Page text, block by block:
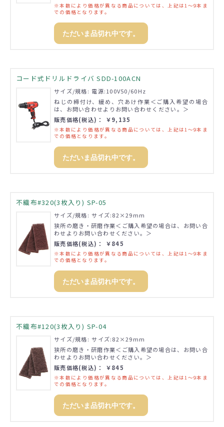
※本数により価格が異なる商品については、上記は1～9本ま
での価格となります。
ただいま品切れ中です。
コード式ドリルドライバ SDD-100ACN
サイズ/規格: 電源:100V50/60Hz
ねじの締付け、緩め、穴あけ作業＜ご購入希望の場合
は、お問い合わせよりお問い合わせください。＞
販売価格(税込)： ￥9,135
※本数により価格が異なる商品については、上記は1～9本ま
での価格となります。
ただいま品切れ中です。
不織布#320(3枚入り) SP-05
サイズ/規格: サイズ:82×29mm
狭所の磨き・研磨作業＜ご購入希望の場合は、お問い合
わせよりお問い合わせください。＞
販売価格(税込)： ￥845
※本数により価格が異なる商品については、上記は1～9本ま
での価格となります。
ただいま品切れ中です。
不織布#120(3枚入り) SP-04
サイズ/規格: サイズ:82×29mm
狭所の磨き・研磨作業＜ご購入希望の場合は、お問い合
わせよりお問い合わせください。＞
販売価格(税込)： ￥845
※本数により価格が異なる商品については、上記は1～9本ま
での価格となります。
ただいま品切れ中です。